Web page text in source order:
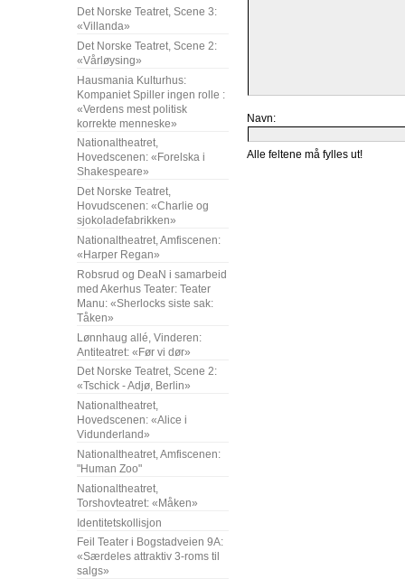
Det Norske Teatret, Scene 3:
«Villanda»
Det Norske Teatret, Scene 2:
«Vårløysing»
Hausmania Kulturhus:
Kompaniet Spiller ingen rolle :
«Verdens mest politisk
korrekte menneske»
Nationaltheatret,
Hovedscenen: «Forelska i
Shakespeare»
Det Norske Teatret,
Hovudscenen: «Charlie og
sjokoladefabrikken»
Nationaltheatret, Amfiscenen:
«Harper Regan»
Robsrud og DeaN i samarbeid
med Akerhus Teater: Teater
Manu: «Sherlocks siste sak:
Tåken»
Lønnhaug allé, Vinderen:
Antiteatret: «Før vi dør»
Det Norske Teatret, Scene 2:
«Tschick - Adjø, Berlin»
Nationaltheatret,
Hovedscenen: «Alice i
Vidunderland»
Nationaltheatret, Amfiscenen:
"Human Zoo"
Nationaltheatret,
Torshovteatret: «Måken»
Identitetskollisjon
Feil Teater i Bogstadveien 9A:
«Særdeles attraktiv 3-roms til
salgs»
Navn:
Alle feltene må fylles ut!